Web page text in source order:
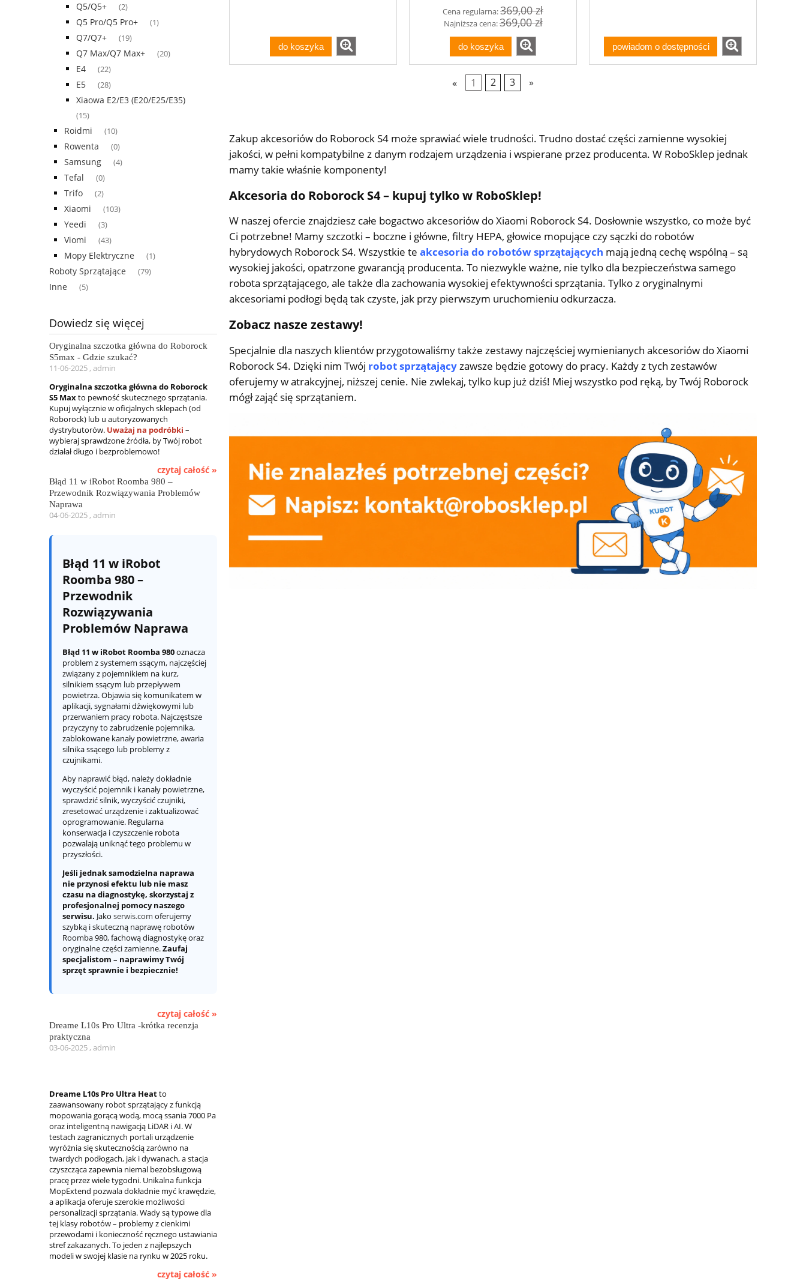
Q5/Q5+ (2)
Q5 Pro/Q5 Pro+ (1)
Q7/Q7+ (19)
Q7 Max/Q7 Max+ (20)
E4 (22)
E5 (28)
Xiaowa E2/E3 (E20/E25/E35)
(15)
Roidmi (10)
Rowenta (0)
Samsung (4)
Tefal (0)
Trifo (2)
Xiaomi (103)
Yeedi (3)
Viomi (43)
Mopy Elektryczne (1)
Roboty Sprzątające (79)
Inne (5)
Dowiedz się więcej
Oryginalna szczotka główna do Roborock
S5max - Gdzie szukać?
11-06-2025 , admin
Oryginalna szczotka główna do Roborock
S5 Maxto pewność skutecznego sprzątania.
Kupuj wyłącznie w oficjalnych sklepach (od
Roborock) lub u autoryzowanych
dystrybutorów. Uważaj na podróbki –
wybieraj sprawdzone źródła, by Twój robot
działał długo i bezproblemowo!
czytaj całość »
Błąd 11 w iRobot Roomba 980 –
Przewodnik Rozwiązywania Problemów
Naprawa
04-06-2025 , admin
Błąd 11 w iRobot
Roomba 980 –
Przewodnik
Rozwiązywania
Problemów Naprawa
Błąd 11 w iRobot Roomba 980oznacza
problem z systemem ssącym, najczęściej
związany z pojemnikiem na kurz,
silnikiem ssącym lub przepływem
powietrza. Objawia się komunikatem w
aplikacji, sygnałami dźwiękowymi lub
przerwaniem pracy robota. Najczęstsze
przyczyny to zabrudzenie pojemnika,
zablokowane kanały powietrzne, awaria
silnika ssącego lub problemy z
czujnikami.
Aby naprawić błąd, należy dokładnie
wyczyścić pojemnik i kanały powietrzne,
sprawdzić silnik, wyczyścić czujniki,
zresetować urządzenie i zaktualizować
oprogramowanie. Regularna
konserwacja i czyszczenie robota
pozwalają uniknąć tego problemu w
przyszłości.
Jeśli jednak samodzielna naprawa
nie przynosi efektu lub nie masz
czasu na diagnostykę, skorzystaj z
profesjonalnej pomocy naszego
serwisu. Jako serwis.com oferujemy
szybką i skuteczną naprawę robotów
Roomba 980, fachową diagnostykę oraz
oryginalne części zamienne.Zaufaj
specjalistom – naprawimy Twój
sprzęt sprawnie i bezpiecznie!
czytaj całość »
Dreame L10s Pro Ultra -krótka recenzja
praktyczna
03-06-2025 , admin
Dreame L10s Pro Ultra Heatto
zaawansowany robot sprzątający z funkcją
mopowania gorącą wodą, mocą ssania 7000 Pa
oraz inteligentną nawigacją LiDAR i AI. W
testach zagranicznych portali urządzenie
wyróżnia się skutecznością zarówno na
twardych podłogach, jak i dywanach, a stacja
czyszcząca zapewnia niemal bezobsługową
pracę przez wiele tygodni. Unikalna funkcja
MopExtend pozwala dokładnie myć krawędzie,
a aplikacja oferuje szerokie możliwości
personalizacji sprzątania. Wady są typowe dla
tej klasy robotów – problemy z cienkimi
przewodami i konieczność ręcznego ustawiania
stref zakazanych. To jeden z najlepszych
modeli w swojej klasie na rynku w 2025 roku.
czytaj całość »
do koszyka
Cena regularna:369,00 zł
Najniższa cena:369,00 zł
do koszyka powiadom o dostępności
« 1 2 3 »
Zakup akcesoriów do Roborock S4 może sprawiać wiele trudności. Trudno dostać części zamienne wysokiej
jakości, w pełni kompatybilne z danym rodzajem urządzenia i wspierane przez producenta. W RoboSklep jednak
mamy takie właśnie komponenty!
Akcesoria do Roborock S4 – kupuj tylko w RoboSklep!
W naszej ofercie znajdziesz całe bogactwo akcesoriów do Xiaomi Roborock S4. Dosłownie wszystko, co może być
Ci potrzebne! Mamy szczotki – boczne i główne, filtry HEPA, głowice mopujące czy sączki do robotów
hybrydowych Roborock S4. Wszystkie te akcesoria do robotów sprzątających mają jedną cechę wspólną – są
wysokiej jakości, opatrzone gwarancją producenta. To niezwykle ważne, nie tylko dla bezpieczeństwa samego
robota sprzątającego, ale także dla zachowania wysokiej efektywności sprzątania. Tylko z oryginalnymi
akcesoriami podłogi będą tak czyste, jak przy pierwszym uruchomieniu odkurzacza.
Zobacz nasze zestawy!
Specjalnie dla naszych klientów przygotowaliśmy także zestawy najczęściej wymienianych akcesoriów do Xiaomi
Roborock S4. Dzięki nim Twój robot sprzątający zawsze będzie gotowy do pracy. Każdy z tych zestawów
oferujemy w atrakcyjnej, niższej cenie. Nie zwlekaj, tylko kup już dziś! Miej wszystko pod ręką, by Twój Roborock
mógł zająć się sprzątaniem.